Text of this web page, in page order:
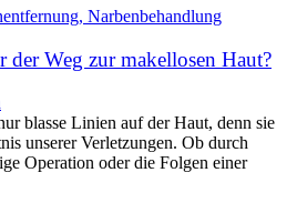
der Weg zur makellosen Haut?
blasse Linien auf der Haut, denn sie
unserer Verletzungen. Ob durch
Operation oder die Folgen einer